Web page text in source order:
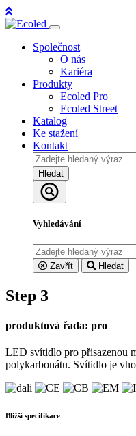
Společnost
O nás
Kariéra
Produkty
Ecoled Pro
Ecoled Street
Katalog
Ke stažení
Kontakt
Hledat
Vyhledávání
Zavřít Hledat
Step 3
produktová řada: pro
LED svítidlo pro přisazenou
polykarbonátu. Svítidlo je
Bližší specifikace